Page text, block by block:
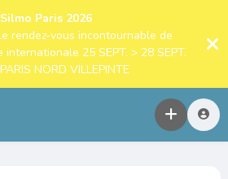
Silmo Paris 2026
le rendez-vous incontournable de
25 SEPT. > 28 SEPT.
NORD VILLEPINTE